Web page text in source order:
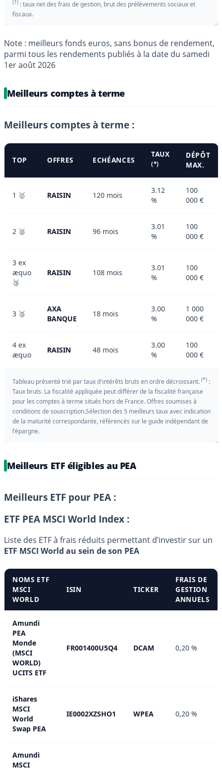
(1) : taux net des frais de gestion, brut des prélèvements sociaux et
fiscaux.
Note : meilleurs fonds euros, sans bonus de rendement,
parmi tous les rendements publiés à la date du samedi
1er août 2026
Meilleurs comptes à terme
Meilleurs comptes à terme :
TOP OFFRES ECHÉANCES
TAUX
(*)
DÉPÔT
MAX.
1 🥇 RAISIN 120 mois
3.12
%
100
000 €
2 🥈 RAISIN 96 mois
3.01
%
100
000 €
3 ex
æquo
🥉
RAISIN 108 mois
3.01
%
100
000 €
3 🥉
AXA
BANQUE
18 mois
3.00
%
1 000
000 €
4 ex
æquo
RAISIN 48 mois
3.00
%
100
000 €
Tableau présenté trié par taux d'intérêts bruts en ordre décroissant. (*) :
Taux bruts. La fiscalité appliquée peut différer de la fiscalité française
pour les comptes à terme situés hors de France. Offres soumises à
conditions de souscription.Sélection des 5 meilleurs taux avec indication
de la maturité correspondante, référencés sur le guide indépendant de
l'épargne.
Meilleurs ETF éligibles au PEA
Meilleurs ETF pour PEA :
ETF PEA MSCI World Index :
Liste des ETF à frais réduits permettant d’investir sur un
ETF MSCI World au sein de son PEA
NOMS ETF
MSCI
WORLD
ISIN TICKER
FRAIS DE
GESTION
ANNUELS
Amundi
PEA
Monde
(MSCI
WORLD)
UCITS ETF
FR001400U5Q4 DCAM 0,20 %
iShares
MSCI
World
Swap PEA
IE0002XZSHO1 WPEA 0,20 %
Amundi
MSCI